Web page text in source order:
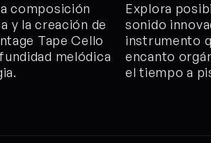
composición
y la creación de
Tape Cello
melódica
Explora
sonido
instrumento
encanto
el tiempo a